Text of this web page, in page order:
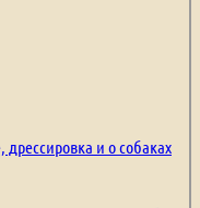
и о собаках